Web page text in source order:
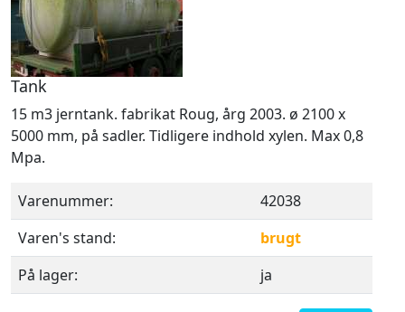
Tank
15 m3 jerntank. fabrikat Roug, årg 2003. ø 2100 x
5000 mm, på sadler. Tidligere indhold xylen. Max 0,8
Mpa.
Varenummer:
42038
Varen's stand:
brugt
På lager:
ja